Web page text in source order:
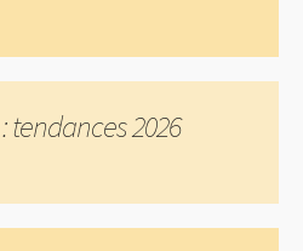
: tendances 2026